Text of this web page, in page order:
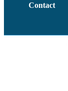
Contact